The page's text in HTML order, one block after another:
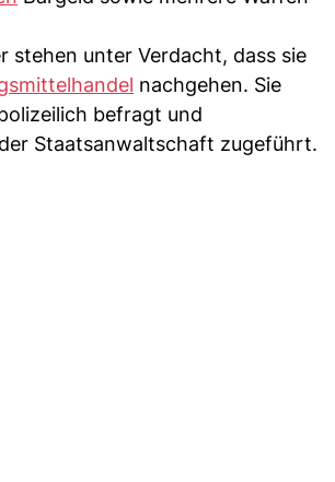
stehen unter Verdacht, dass sie
nachgehen. Sie
befragt und
Staatsanwaltschaft zugeführt.